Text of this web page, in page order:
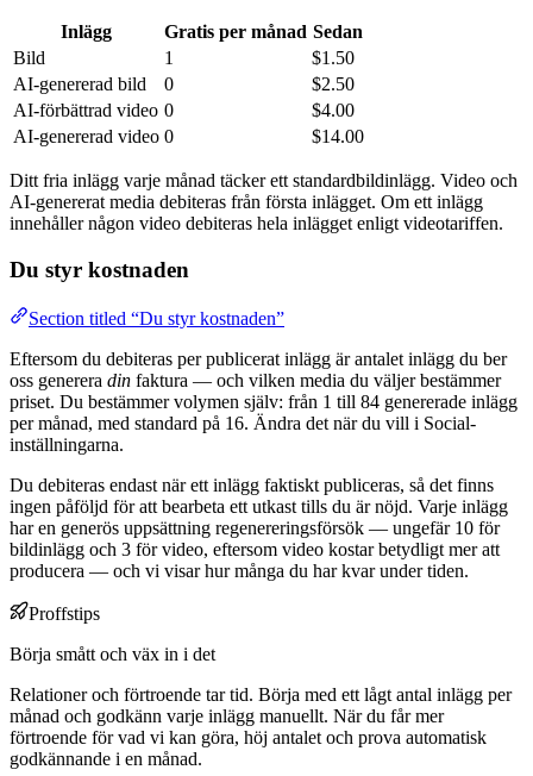
Inlägg Gratis per månad Sedan
Bild
1
$1.50
AI-genererad bild
0
$2.50
AI-förbättrad video 0
$4.00
AI-genererad video 0 $14.00
Ditt fria inlägg varje månad täcker ett standardbildinlägg. Video och
AI-genererat media debiteras från första inlägget. Om ett inlägg
innehåller någon video debiteras hela inlägget enligt videotariffen.
Du styr kostnaden
Section titled “Du styr kostnaden”
Eftersom du debiteras per publicerat inlägg är antalet inlägg du ber
oss generera din faktura — och vilken media du väljer bestämmer
priset. Du bestämmer volymen själv: från 1 till 84 genererade inlägg
per månad, med standard på 16. Ändra det när du vill i Social-
inställningarna.
Du debiteras endast när ett inlägg faktiskt publiceras, så det finns
ingen påföljd för att bearbeta ett utkast tills du är nöjd. Varje inlägg
har en generös uppsättning regenereringsförsök — ungefär 10 för
bildinlägg och 3 för video, eftersom video kostar betydligt mer att
producera — och vi visar hur många du har kvar under tiden.
Proffstips
Börja smått och väx in i det
Relationer och förtroende tar tid. Börja med ett lågt antal inlägg per
månad och godkänn varje inlägg manuellt. När du får mer
förtroende för vad vi kan göra, höj antalet och prova automatisk
godkännande i en månad.